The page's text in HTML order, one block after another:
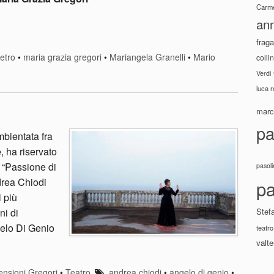
• maria grazia gregori • Mariangela Granelli • Mario
fra
ha riservato
di
Chiodi
più
di
Di Genio
Verdi
luca